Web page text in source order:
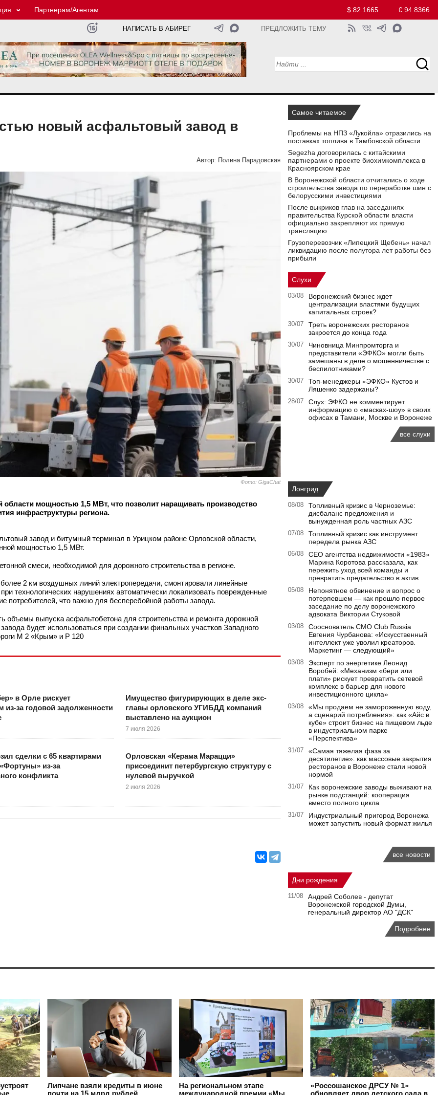
Партнерам/Агентам $ 82.1665 € 94.8366
НАПИСАТЬ В АБИРЕГ ПРЕДЛОЖИТЬ ТЕМУ
новый асфальтовый завод в
Автор: Полина Парадовская
Фото: GigaChat
мощностью 1,5 МВт, что позволит наращивать производство
инфраструктуры региона.
завод и битумный терминал в Урицком районе Орловской области,
мощностью 1,5 МВт.
смеси, необходимой для дорожного строительства в регионе.
2 км воздушных линий электропередачи, смонтировали линейные
технологических нарушениях автоматически локализовать поврежденные
потребителей, что важно для бесперебойной работы завода.
объемы выпуска асфальтобетона для строительства и ремонта дорожной
будет использоваться при создании финальных участков Западного
М 2 «Крым» и Р 120
в Орле рискует
из-за годовой задолженности
Имущество фигурирующих в деле экс-
главы орловского УГИБДД компаний
выставлено на аукцион
7 июля 2026
сделки с 65 квартирами
из-за
конфликта
Орловская «Керама Марацци»
присоединит петербургскую структуру с
нулевой выручкой
2 июля 2026
Самое читаемое
Проблемы на НПЗ «Лукойла» отразились на
поставках топлива в Тамбовской области
Segezha договорилась с китайскими
партнерами о проекте биохимкомплекса в
Красноярском крае
В Воронежской области отчитались о ходе
строительства завода по переработке шин с
белорусскими инвестициями
После выкриков глав на заседаниях
правительства Курской области власти
официально закрепляют их прямую
трансляцию
Грузоперевозчик «Липецкий Щебень» начал
ликвидацию после полутора лет работы без
прибыли
Слухи
03/08
Воронежский бизнес ждет
централизации властями будущих
капитальных строек?
30/07
Треть воронежских ресторанов
закроется до конца года
30/07
Чиновница Минпромторга и
представители «ЭФКО» могли быть
замешаны в деле о мошенничестве с
беспилотниками?
30/07
Топ-менеджеры «ЭФКО» Кустов и
Ляшенко задержаны?
28/07
Слух: ЭФКО не комментирует
информацию о «масках-шоу» в своих
офисах в Тамани, Москве и Воронеже
все слухи
Лонгрид
08/08
Топливный кризис в Черноземье:
дисбаланс предложения и
вынужденная роль частных АЗС
07/08
Топливный кризис как инструмент
передела рынка АЗС
06/08
CEO агентства недвижимости «1983»
Марина Коротова рассказала, как
пережить уход всей команды и
превратить предательство в актив
05/08
Непонятное обвинение и вопрос о
потерпевшем — как прошло первое
заседание по делу воронежского
адвоката Виктории Стуковой
03/08
Сооснователь CMO Club Russia
Евгения Чурбанова: «Искусственный
интеллект уже уволил креаторов.
Маркетинг — следующий»
03/08
Эксперт по энергетике Леонид
Воробей: «Механизм «бери или
плати» рискует превратить сетевой
комплекс в барьер для нового
инвестиционного цикла»
03/08
«Мы продаем не замороженную воду,
а сценарий потребления»: как «Айс в
кубе» строит бизнес на пищевом льде
в индустриальном парке
«Перспектива»
31/07
«Самая тяжелая фаза за
десятилетие»: как массовые закрытия
ресторанов в Воронеже стали новой
нормой
31/07
Как воронежские заводы выживают на
рынке подстанций: кооперация
вместо полного цикла
31/07
Индустриальный пригород Воронежа
может запустить новый формат жилья
все новости
Дни рождения
11/08
Андрей Соболев - депутат
Воронежской городской Думы,
генеральный директор АО "ДСК"
Подробнее
Липчане взяли кредиты в июне
На региональном этапе
«Россошанское ДРСУ № 1»